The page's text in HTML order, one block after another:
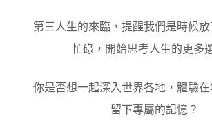
第三人生的來臨，提醒我們是時候
忙碌，開始思考人生的更多
你是否想一起深入世界各地，體驗在
留下專屬的記憶？